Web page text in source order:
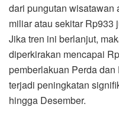
dari pungutan wisatawan
miliar atau sekitar Rp933
Jika tren ini berlanjut,
diperkirakan mencapai
pemberlakuan Perda
terjadi peningkatan
hingga Desember.